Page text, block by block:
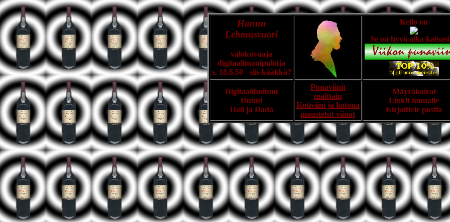
Hannu
Lehmusvuori
valokuvaaja
digitaalimanipuloija
s. 18.6.50 - siis kääkkä?
Kello on
Se on hyvä aika
Digitaaliholismi
Duuni
Dali ja Dada
Punaviinit
maittain
Kotiviini ja kotona
maustetut viinat
Mäyräkoirat
Linkit muualle
Kirjoittele postia